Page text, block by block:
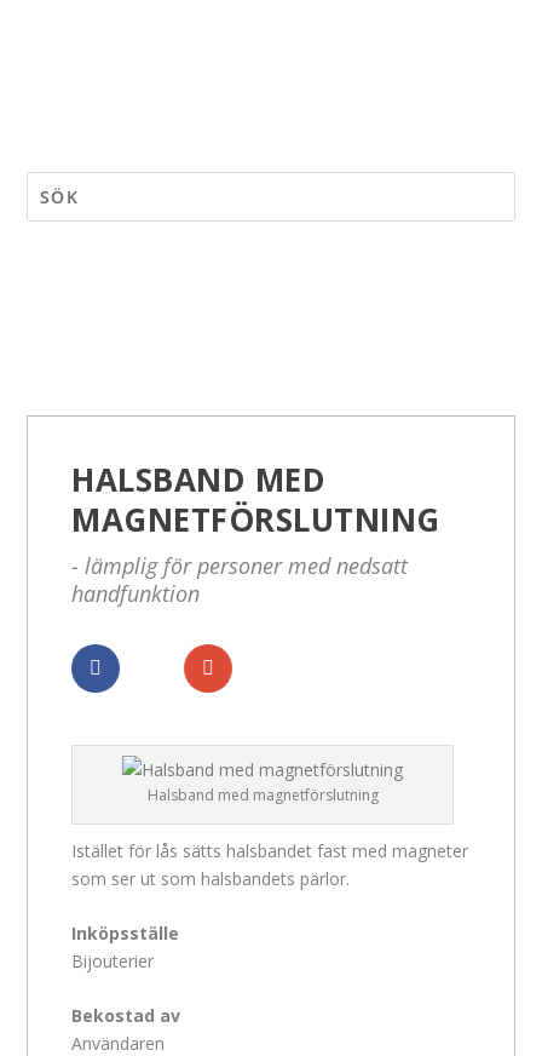
HALSBAND MED
MAGNETFÖRSLUTNING
- lämplig för personer med nedsatt
handfunktion
Halsband med magnetförslutning
Istället för lås sätts halsbandet fast med magneter
som ser ut som halsbandets pärlor.
Inköpsställe
Bijouterier
Bekostad av
Användaren